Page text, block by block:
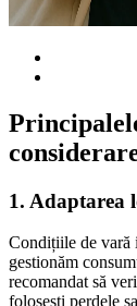
1. Adaptarea
Condițiile de vară
gestionăm
recomandat să
folosești perdele